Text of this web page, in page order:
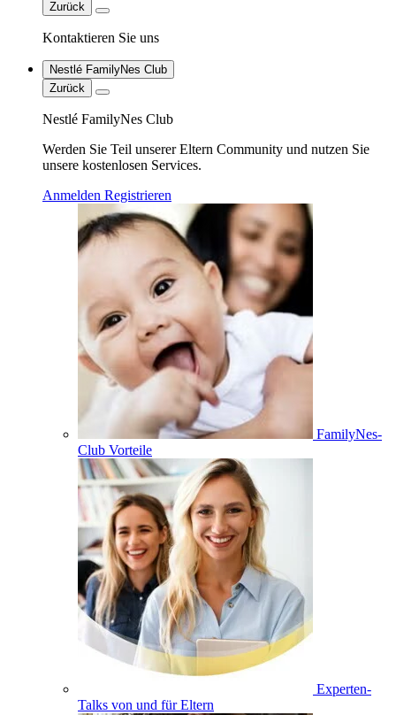
Zurück
Kontaktieren Sie uns
Nestlé FamilyNes Club
Zurück
Nestlé FamilyNes Club
Werden Sie Teil unserer Eltern Community und nutzen Sie
unsere kostenlosen Services.
Anmelden Registrieren
FamilyNes-
Club Vorteile
Experten-
Talks von und für Eltern